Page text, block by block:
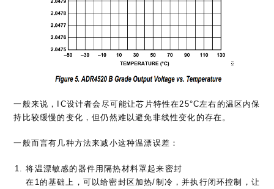
一般来说，IC设计者会尽可能让芯片特性在25°C左右的温区内保
持比较缓慢的变化，但仍然难以避免非线性变化的存在。
一般而言有几种方法来减小这种温漂误差：
将温漂敏感的器件用隔热材料罩起来密封
在1的基础上，可以给密封区加热/制冷，并执行闭环控制，让